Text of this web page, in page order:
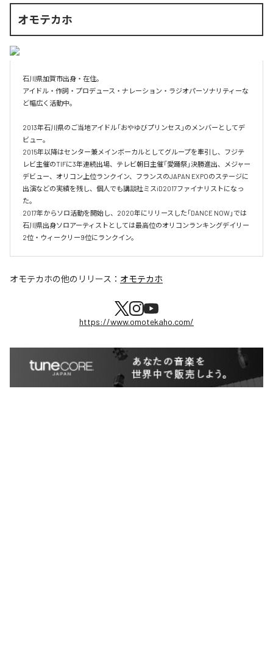
オモテカホ
石川県加賀市出身・在住。
アイドル・作詞・プロデュース・ナレーション・ラジオパーソナリティーな
ど幅広く活動中。
2013年石川県のご当地アイドル「おやゆびプリンセス」のメンバーとしてデ
ビュー。
2015年以降はセンター兼メインボーカルとしてグループを牽引し、フジテ
レビ主催のTIFに3年連続出場、テレビ朝日主催「愛踊祭」決勝進出、メジャー
デビュー、オリコン上位ランクイン、フランスのJAPAN EXPOのステージに
出演などの実績を残し、個人でも講談社ミスiD2017ファイナリストになっ
た。
2017年からソロ活動を開始し、2020年にリリースした「DANCE NOW」では
石川県出身ソロアーティストとしては最高位のオリコンランキングデイリー
2位・ウィークリー9位にランクイン。
オモテカホの他のリリース： オモテカホ
https://www.omotekaho.com/